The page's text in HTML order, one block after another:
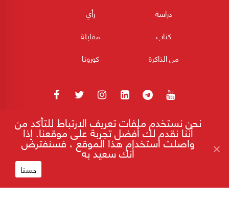
دراسة
رأي
كتاب
مقابلة
من الذاكرة
كورونا
180POST جميع الحقوق محفوظة 2026
نحن نستخدم ملفات تعريف الارتباط للتأكد من
أننا نقدم لك أفضل تجربة على موقعنا. إذا
واصلت استخدام هذا الموقع ، فسنفترض
أنك سعيد به
حسنا